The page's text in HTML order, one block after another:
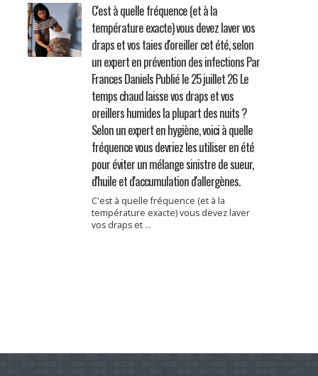
C'est à quelle fréquence (et à la
température exacte) vous devez laver vos
draps et vos taies d'oreiller cet été, selon
un expert en prévention des infections Par
Frances Daniels Publié le 25 juillet 26 Le
temps chaud laisse vos draps et vos
oreillers humides la plupart des nuits ?
Selon un expert en hygiène, voici à quelle
fréquence vous devriez les utiliser en été
pour éviter un mélange sinistre de sueur,
d'huile et d'accumulation d'allergènes.
C'est à quelle fréquence (et à la
température exacte) vous devez laver
vos draps et ...